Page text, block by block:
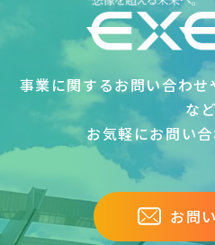
事業に関するお問い合わ
など
お気軽にお問い
お問